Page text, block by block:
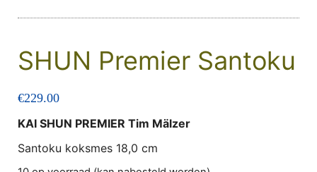
SHUN Premier Santoku
€229.00
KAI SHUN PREMIER Tim Mälzer
Santoku koksmes 18,0 cm